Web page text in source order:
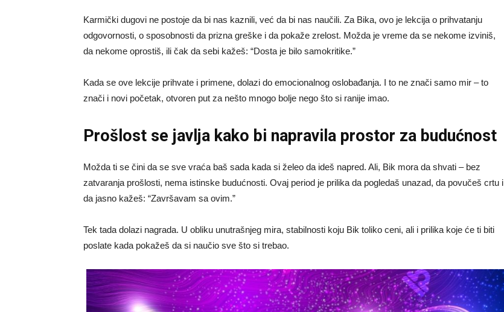
Karmički dugovi ne postoje da bi nas kaznili, već da bi nas naučili. Za Bika, ovo je lekcija o prihvatanju
odgovornosti, o sposobnosti da prizna greške i da pokaže zrelost. Možda je vreme da se nekome izviniš,
da nekome oprostiš, ili čak da sebi kažeš: “Dosta je bilo samokritike.”
Kada se ove lekcije prihvate i primene, dolazi do emocionalnog oslobađanja. I to ne znači samo mir – to
znači i novi početak, otvoren put za nešto mnogo bolje nego što si ranije imao.
Prošlost se javlja kako bi napravila prostor za budućnost
Možda ti se čini da se sve vraća baš sada kada si želeo da ideš napred. Ali, Bik mora da shvati – bez
zatvaranja prošlosti, nema istinske budućnosti. Ovaj period je prilika da pogledaš unazad, da povučeš crtu i
da jasno kažeš: “Završavam sa ovim.”
Tek tada dolazi nagrada. U obliku unutrašnjeg mira, stabilnosti koju Bik toliko ceni, ali i prilika koje će ti biti
poslate kada pokažeš da si naučio sve što si trebao.